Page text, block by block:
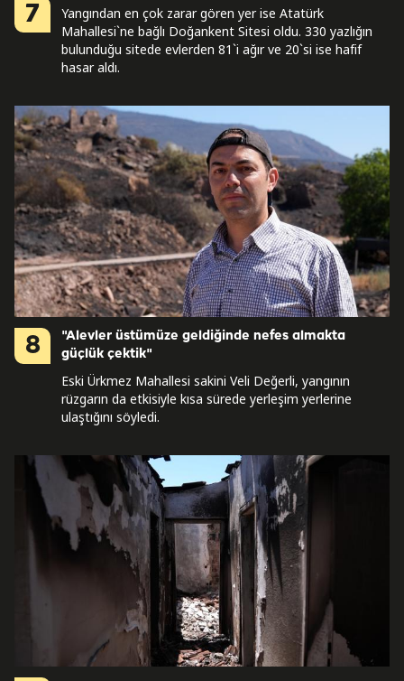
7
Yangından en çok zarar gören yer ise Atatürk
Mahallesi`ne bağlı Doğankent Sitesi oldu. 330 yazlığın
bulunduğu sitede evlerden 81`i ağır ve 20`si ise hafif
hasar aldı.
8
"Alevler üstümüze geldiğinde nefes almakta
güçlük çektik"
Eski Ürkmez Mahallesi sakini Veli Değerli, yangının
rüzgarın da etkisiyle kısa sürede yerleşim yerlerine
ulaştığını söyledi.